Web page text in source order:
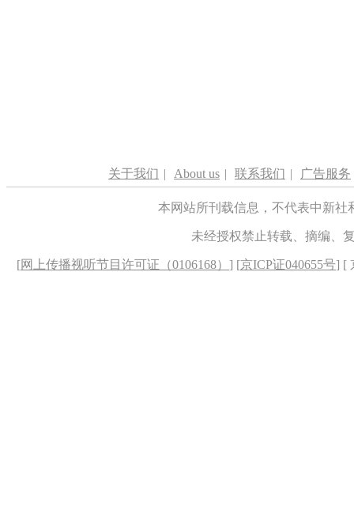
关于我们 | About us | 联系我们 | 广告服务
本网站所刊载信息，不代表中新
未经授权禁止转载、摘编、
[网上传播视听节目许可证（0106168） ] [京ICP证040655号] [